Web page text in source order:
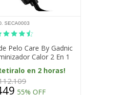
SECA0003
Pelo Care By Gadnic
Calor 2 En 1
en 2 horas!
55% OFF